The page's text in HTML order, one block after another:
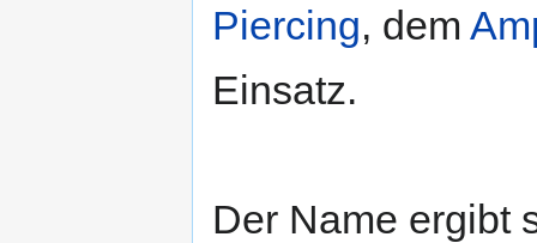
Piercing, dem
Einsatz.
Der Name ergibt